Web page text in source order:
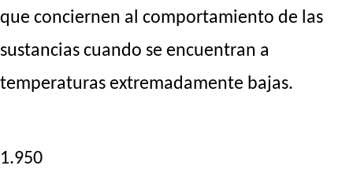
que conciernen al comportamiento de las
sustancias cuando se encuentran a
temperaturas extremadamente bajas.
1.950